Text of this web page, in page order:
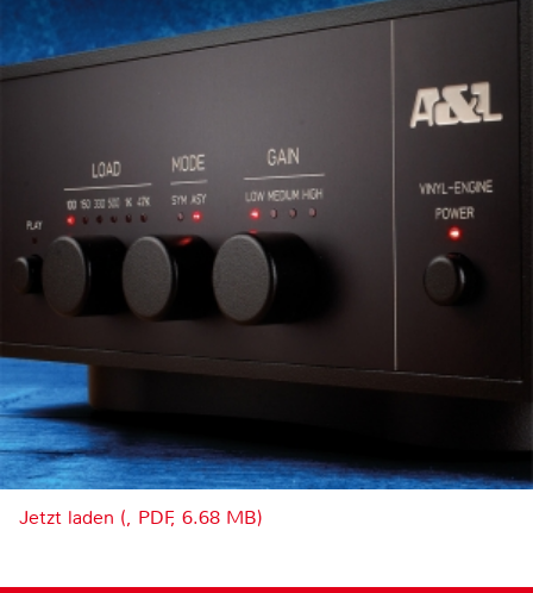
Jetzt laden (, PDF, 6.68 MB)